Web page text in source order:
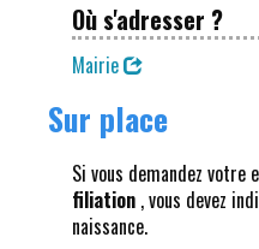
Où s'adresser ?
Mairie
Sur place
Si vous demandez votre
filiation , vous devez
naissance.